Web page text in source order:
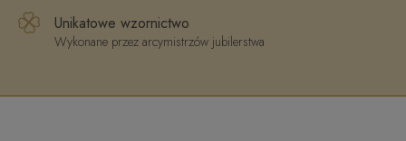
Unikatowe wzornictwo
Wykonane przez arcymistrzów jubilerstwa